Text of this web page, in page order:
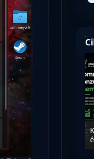
a kulcsokat a
hogy visszafejthessék